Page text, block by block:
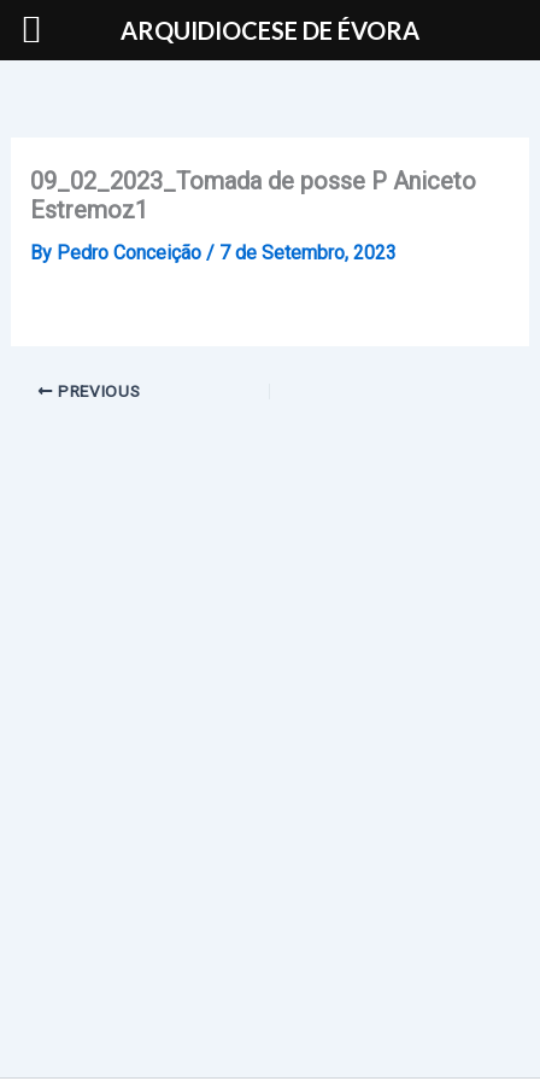
Skip
09_02_2023_Tomada de posse P Aniceto
Estremoz1
By Pedro Conceição / 7 de Setembro, 2023
PREVIOUS
ARQUIDIOCESE DE ÉVORA